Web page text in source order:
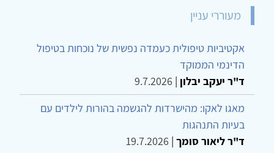
מעוררי עניין
אקטיביות טיפולית כעמדה נפשית של נוכחות בטיפול
הדינמי הממוקד
ד"ר יעקב יבלון |
9.7.2026
מאגו לאקו: מהישרדות להגשמה בהורות לילדים עם
בעיות התנהגות
ד"ר ליאור סומך |
19.7.2026